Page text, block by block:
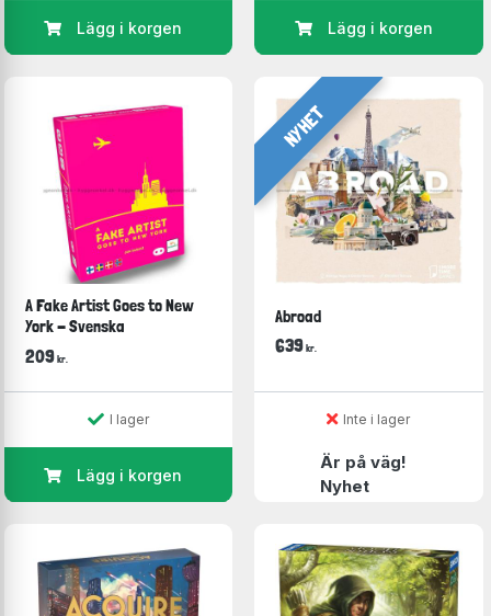
Lägg i korgen Lägg i korgen
A Fake Artist Goes to New
York - Svenska
209 kr.
I lager
Lägg i korgen
NYHET
Abroad
639 kr.
Inte i lager
Är på väg!
Nyhet